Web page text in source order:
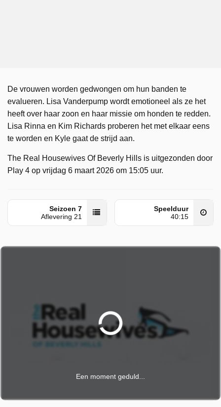
De vrouwen worden gedwongen om hun banden te
evalueren. Lisa Vanderpump wordt emotioneel als ze het
heeft over haar zoon en haar missie om honden te redden.
Lisa Rinna en Kim Richards proberen het met elkaar eens
te worden en Kyle gaat de strijd aan.
The Real Housewives Of Beverly Hills is uitgezonden door
Play 4 op vrijdag 6 maart 2026 om 15:05 uur.
Seizoen 7
Aflevering 21
Speelduur
40:15
Een moment geduld...